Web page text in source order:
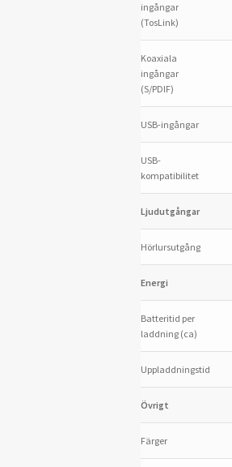
ingångar
(TosLink)
Koaxiala
ingångar
(S/PDIF)
USB-ingångar
USB-
kompatibilitet
Ljudutgångar
Hörlursutgång
Energi
Batteritid per
laddning (ca)
Uppladdningstid
Övrigt
Färger